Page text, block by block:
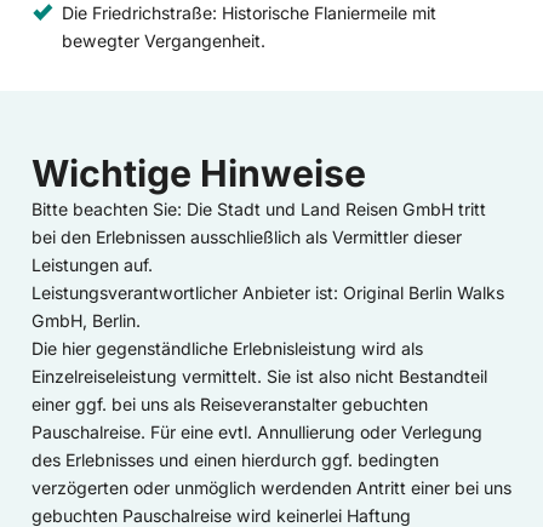
Die Friedrichstraße: Historische Flaniermeile mit
bewegter Vergangenheit.
Wichtige Hinweise
Bitte beachten Sie: Die Stadt und Land Reisen GmbH tritt
bei den Erlebnissen ausschließlich als Vermittler dieser
Leistungen auf.
Leistungsverantwortlicher Anbieter ist: Original Berlin Walks
GmbH, Berlin.
Die hier gegenständliche Erlebnisleistung wird als
Einzelreiseleistung vermittelt. Sie ist also nicht Bestandteil
einer ggf. bei uns als Reiseveranstalter gebuchten
Pauschalreise. Für eine evtl. Annullierung oder Verlegung
des Erlebnisses und einen hierdurch ggf. bedingten
verzögerten oder unmöglich werdenden Antritt einer bei uns
gebuchten Pauschalreise wird keinerlei Haftung